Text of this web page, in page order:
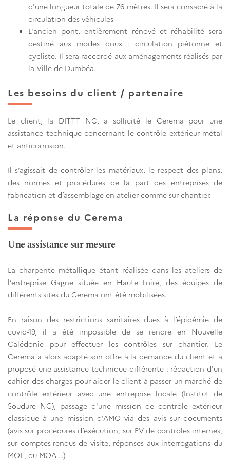
d'une longueur totale de 76 mètres. Il sera consacré à la
circulation des véhicules
L'ancien pont, entièrement rénové et réhabilité sera
destiné aux modes doux : circulation piétonne et
cycliste. Il sera raccordé aux aménagements réalisés par
la Ville de Dumbéa.
Les besoins du client / partenaire
Le client, la DITTT NC, a sollicité le Cerema pour une
assistance technique concernant le contrôle extérieur métal
et anticorrosion.
Il s’agissait de contrôler les matériaux, le respect des plans,
des normes et procédures de la part des entreprises de
fabrication et d’assemblage en atelier comme sur chantier.
La réponse du Cerema
Une assistance sur mesure
La charpente métallique étant réalisée dans les ateliers de
l’entreprise Gagne située en Haute Loire, des équipes de
différents sites du Cerema ont été mobilisées.
En raison des restrictions sanitaires dues à l’épidémie de
covid-19, il a été impossible de se rendre en Nouvelle
Calédonie pour effectuer les contrôles sur chantier. Le
Cerema a alors adapté son offre à la demande du client et a
proposé une assistance technique différente : rédaction d'un
cahier des charges pour aider le client à passer un marché de
contrôle extérieur avec une entreprise locale (Institut de
Soudure NC), passage d'une mission de contrôle extérieur
classique à une mission d'AMO via des avis sur documents
(avis sur procédures d’exécution, sur PV de contrôles internes,
sur comptes-rendus de visite, réponses aux interrogations du
MOE, du MOA …)